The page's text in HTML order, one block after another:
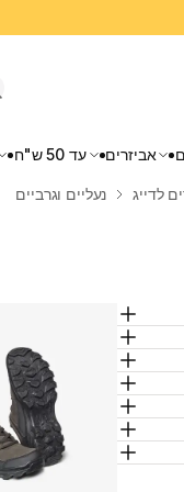
אביזרים עד 50 ש"ח
לדייג נעליים וגרביים